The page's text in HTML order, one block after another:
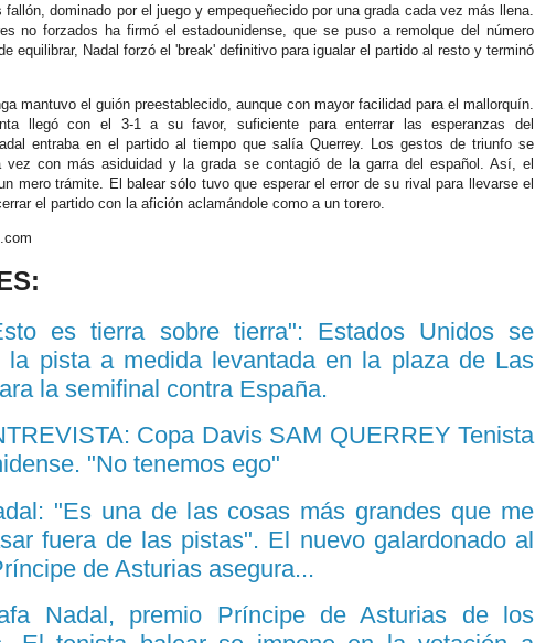
fallón, dominado por el juego y empequeñecido por una grada cada vez más llena.
no forzados ha firmó el estadounidense, que se puso a remolque del número
equilibrar, Nadal forzó el 'break' definitivo para igualar el partido al resto y terminó
mantuvo el guión preestablecido, aunque con mayor facilidad para el mallorquín.
llegó con el 3-1 a su favor, suficiente para enterrar las esperanzas del
entraba en el partido al tiempo que salía Querrey. Los gestos de triunfo se
vez con más asiduidad y la grada se contagió de la garra del español. Así, el
mero trámite. El balear sólo tuvo que esperar el error de su rival para llevarse el
el partido con la afición aclamándole como a un torero.
es tierra sobre tierra": Estados Unidos se
la pista a medida levantada en la plaza de Las
la semifinal contra España.
Copa Davis SAM QUERREY Tenista
"No tenemos ego"
"Es una de las cosas más grandes que me
fuera de las pistas". El nuevo galardonado al
de Asturias asegura...
Nadal, premio Príncipe de Asturias de los